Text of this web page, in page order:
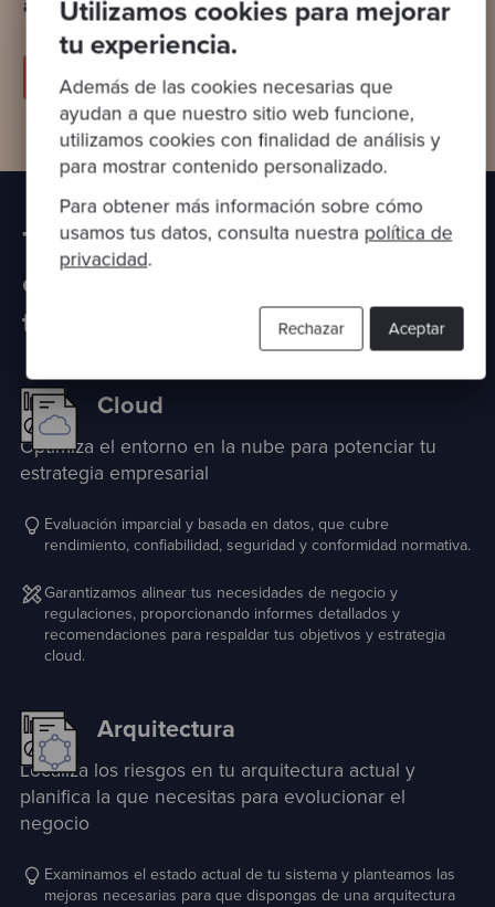
Utilizamos cookies para mejorar
tu experiencia.
Además de las cookies necesarias que
ayudan a que nuestro sitio web funcione,
utilizamos cookies con finalidad de análisis y
para mostrar contenido personalizado.
Para obtener más información sobre cómo
usamos tus datos, consulta nuestra política de
privacidad.
Aceptar
Rechazar
ayudarte.
Descarga nuestra guía
Trabaja con nosotros para
evaluar otras áreas de tu
tecnología
Cloud
Optimiza el entorno en la nube para potenciar tu
estrategia empresarial
Evaluación imparcial y basada en datos, que cubre
rendimiento, confiabilidad, seguridad y conformidad normativa.
Garantizamos alinear tus necesidades de negocio y
regulaciones, proporcionando informes detallados y
recomendaciones para respaldar tus objetivos y estrategia
cloud.
Arquitectura
Localiza los riesgos en tu arquitectura actual y
planifica la que necesitas para evolucionar el
negocio
Examinamos el estado actual de tu sistema y planteamos las
mejoras necesarias para que dispongas de una arquitectura